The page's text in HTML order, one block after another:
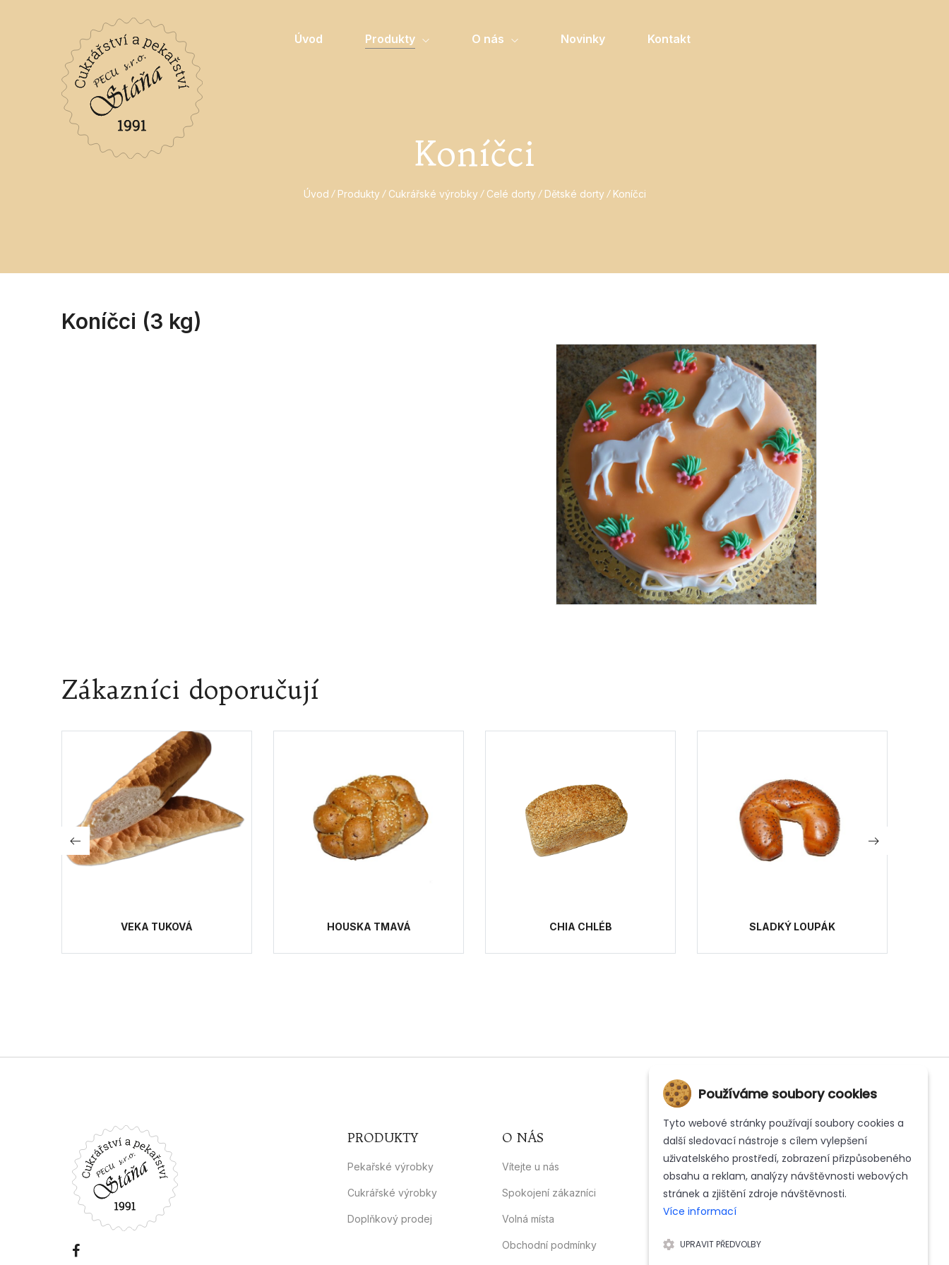
Úvod Produkty O nás Novinky Kontakt
Koníčci
Úvod Produkty Cukrářské výrobky Celé dorty Dětské dorty Koníčci
Koníčci (3 kg)
Zákazníci doporučují
VEKA TUKOVÁ HOUSKA TMAVÁ CHIA CHLÉB SLADKÝ LOUPÁK
PRODUKTY
Pekařské výrobky
Cukrářské výrobky
Doplňkový prodej
O NÁS
Vítejte u nás
Spokojení zákazníci
Volná místa
Obchodní podmínky
INFORMACE
Whistleblowing
Zásady ochrany osobních údajů
Reklamační řád
Používáme soubory cookies
Tyto webové stránky používají soubory cookies a
další sledovací nástroje s cílem vylepšení
uživatelského prostředí, zobrazení přizpůsobeného
obsahu a reklam, analýzy návštěvnosti webových
stránek a zjištění zdroje návštěvnosti.
Více informací
UPRAVIT PŘEDVOLBY